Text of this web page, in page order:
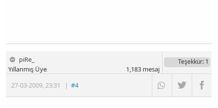
piRe_
27-03-2009,23:31 |#4
Yıllanmış Üye
Teşekkür: 1
1,183mesaj